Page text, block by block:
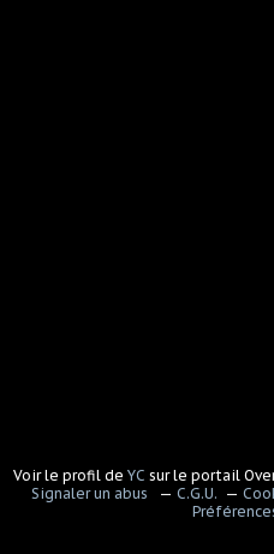
Voir le profil de YC sur le portail
Signaler un abus
C.G.U.